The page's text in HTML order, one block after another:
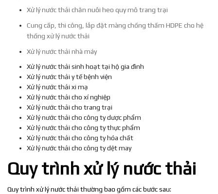
Xử lý nước thải chăn nuôi heo quy mô trang trại
Cung cấp, thi công, lắp đặt màng chống thấm HDPE cho hệ
thống xử lý nước thải
Xử lý nước thải nhà máy
Xử lý nước thải sinh hoạt tại hộ gia đình
Xử lý nước thải y tế bệnh viện
Xử lý nước thải xi mạ
Xử lý nước thải cho xí nghiệp
Xử lý nước thải cho trang trại
Xử lý nước thải cho công ty dược phẩm
Xử lý nước thải cho công ty thực phẩm
Xử lý nước thải cho công ty hóa chất
Xử lý nước thải cho công ty dệt may
Quy trình xử lý nước thải
Quy trình xử lý nước thải thường bao gồm các bước sau: